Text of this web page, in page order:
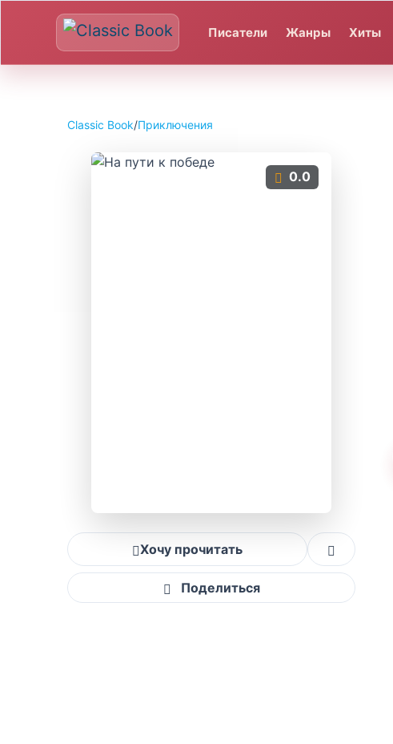
Писатели Жанры Хиты
Classic Book/Приключения
0.0
Хочу прочитать
Поделиться